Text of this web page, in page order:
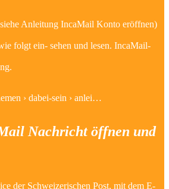
Anleitung IncaMail Konto eröffnen)
folgt ein- sehen und lesen. IncaMail-
› dabei-sein › anlei…
Nachricht öffnen und
der Schweizerischen Post, mit dem E-